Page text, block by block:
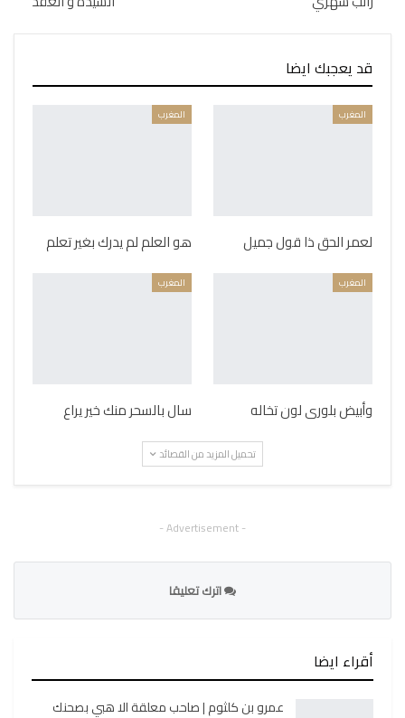
قد يعجبك ايضا
المغرب
لعمر الحق ذا قول جميل
المغرب
هو العلم لم يدرك بغير تعلم
المغرب
وأبيض بلورى لون تخاله
المغرب
سال بالسحر منك خير يراع
تحميل المزيد من القصائد
- Advertisement -
اترك تعليقا
أقراء ايضا
عمرو بن كلثوم | صاحب معلقة الا هبي بصحنك